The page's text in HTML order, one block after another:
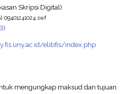
Skripsi Digital)
09401241024.swf
elibfis/index.php
mengungkap maksud dan tujuan